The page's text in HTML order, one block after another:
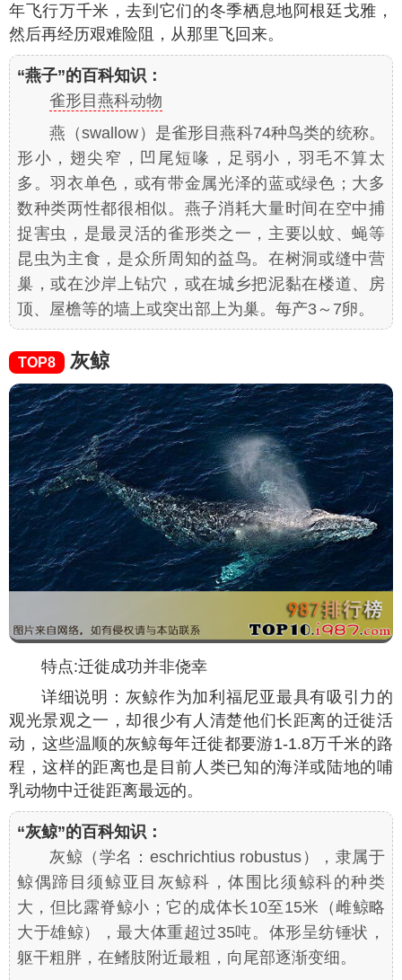
年飞行万千米，去到它们的冬季栖息地阿根廷戈雅，
然后再经历艰难险阻，从那里飞回来。
“燕子”的百科知识：
雀形目燕科动物
燕（swallow）是雀形目燕科74种鸟类的统称。
形小，翅尖窄，凹尾短喙，足弱小，羽毛不算太
多。羽衣单色，或有带金属光泽的蓝或绿色；大多
数种类两性都很相似。燕子消耗大量时间在空中捕
捉害虫，是最灵活的雀形类之一，主要以蚊、蝇等
昆虫为主食，是众所周知的益鸟。在树洞或缝中营
巢，或在沙岸上钻穴，或在城乡把泥黏在楼道、房
顶、屋檐等的墙上或突出部上为巢。每产3～7卵。
TOP8 灰鲸
特点:迁徙成功并非侥幸
详细说明：灰鲸作为加利福尼亚最具有吸引力的
观光景观之一，却很少有人清楚他们长距离的迁徙活
动，这些温顺的灰鲸每年迁徙都要游1-1.8万千米的路
程，这样的距离也是目前人类已知的海洋或陆地的哺
乳动物中迁徙距离最远的。
“灰鲸”的百科知识：
灰鲸（学名：eschrichtius robustus），隶属于
鲸偶蹄目须鲸亚目灰鲸科，体围比须鲸科的种类
大，但比露脊鲸小；它的成体长10至15米（雌鲸略
大于雄鲸），最大体重超过35吨。体形呈纺锤状，
躯干粗胖，在鳍肢附近最粗，向尾部逐渐变细。